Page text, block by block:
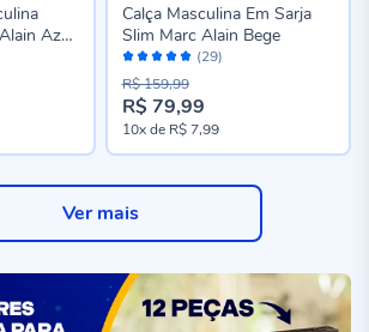
Azul
Avaliação:
98%
(29)
Calça Masculina Em Sarja
Slim Marc Alain Bege
R$ 79,99
R$ 159,99
10xde R$ 7,99
Ver mais